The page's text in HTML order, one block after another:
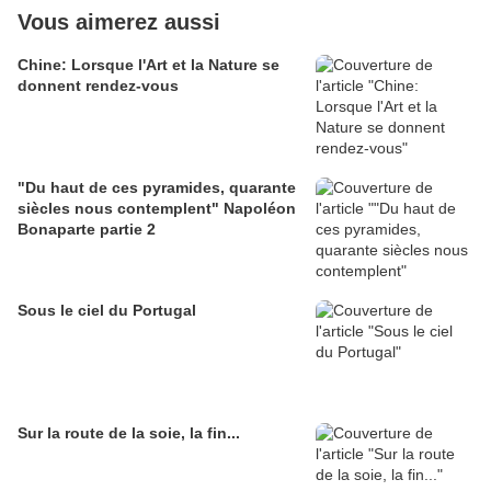
Vous aimerez aussi
Chine: Lorsque l'Art et la Nature se
donnent rendez-vous
"Du haut de ces pyramides, quarante
siècles nous contemplent" Napoléon
Bonaparte partie 2
Sous le ciel du Portugal
Sur la route de la soie, la fin...